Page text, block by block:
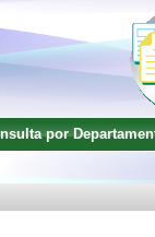
por